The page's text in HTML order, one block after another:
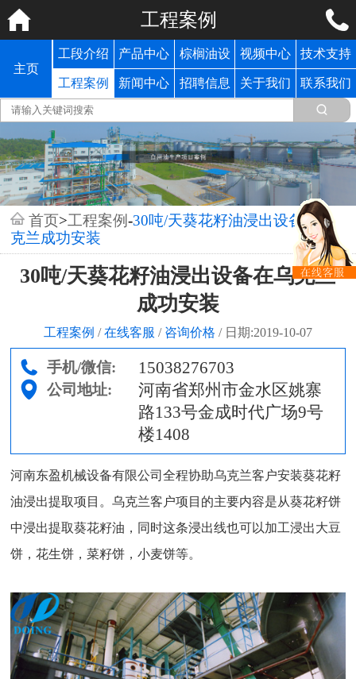
工程案例
主页
工段介绍 产品中心 棕榈油设
备
视频中心 技术支持
工程案例 新闻中心 招聘信息 关于我们 联系我们
首页>工程案例-30吨/天葵花籽油浸出设备在乌
克兰成功安装
30吨/天葵花籽油浸出设备在乌克兰
成功安装
工程案例 / 在线客服 / 咨询价格 / 日期:2019-10-07
手机/微信: 15038276703
公司地址:
河南省郑州市金水区姚寨
路133号金成时代广场9号
楼1408
河南东盈机械设备有限公司全程协助乌克兰客户安装葵花籽
油浸出提取项目。乌克兰客户项目的主要内容是从葵花籽饼
中浸出提取葵花籽油，同时这条浸出线也可以加工浸出大豆
饼，花生饼，菜籽饼，小麦饼等。